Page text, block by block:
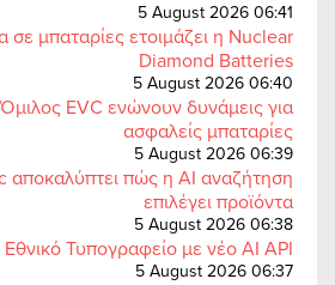
5 August 2026 06:41
σε μπαταρίες ετοιμάζει η Nuclear
Diamond Batteries
5 August 2026 06:40
Όμιλος EVC ενώνουν δυνάμεις για
ασφαλείς μπαταρίες
5 August 2026 06:39
αποκαλύπτει πώς η AI αναζήτηση
επιλέγει προϊόντα
5 August 2026 06:38
Τυπογραφείο με νέο AI API
5 August 2026 06:37